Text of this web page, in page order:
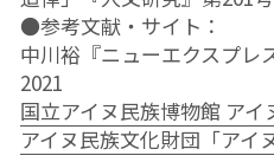
●参考文献・サイト：
中川裕『ニューエクスプレ
2021
国立アイヌ民族博物館 アイ
アイヌ民族文化財団「アイ
09世界ニュース
07英文精読